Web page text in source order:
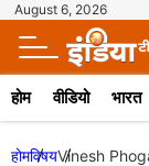
August 6, 2026
होम वीडियो भारत
होमविषयVinesh